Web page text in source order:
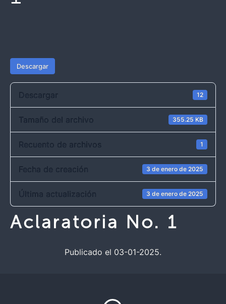
Descargar
Descargar 12
Tamaño del archivo 355.25 KB
Recuento de archivos 1
Fecha de creación 3 de enero de 2025
Última actualización 3 de enero de 2025
Aclaratoria No. 1
Publicado el 03-01-2025.